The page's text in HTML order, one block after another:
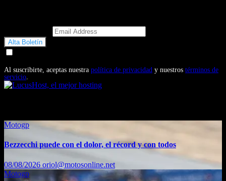
Al suscribirte, aceptas nuestra política de privacidad y nuestros términos de
servicio.
Motogp
Bezzecchi puede con el dolor, el récord y con todos
08/08/2026 oriol@motosonline.net
Motogp